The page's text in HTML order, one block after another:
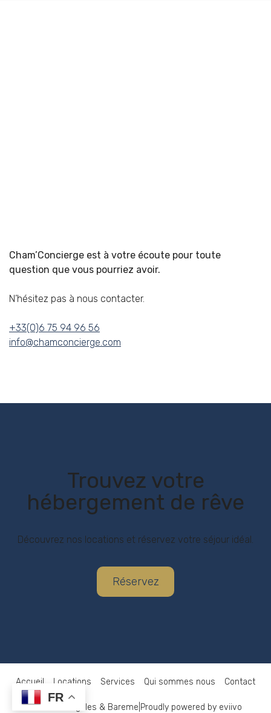
Cham’Concierge est à votre écoute pour toute
question que vous pourriez avoir.
N’hésitez pas à nous contacter.
+33(0)6 75 94 96 56
info@chamconcierge.com
Trouvez votre
hébergement de rêve
Découvrez nos locations et réservez votre séjour idéal.
Réservez
Accueil Locations Services Qui sommes nous Contact
Mentions Legales & Bareme Proudly powered by eviivo
FR